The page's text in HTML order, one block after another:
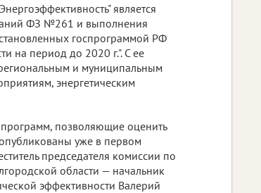
является
ФЗ №261 и выполнения
госпрограммой РФ
на период до 2020 г.". С ее
и муниципальным
энергетическим
позволяющие оценить
уже в первом
председателя комиссии по
области — начальник
эффективности Валерий